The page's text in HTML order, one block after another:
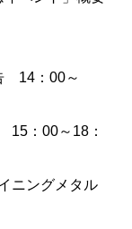
：00～
～18：
ングメタル